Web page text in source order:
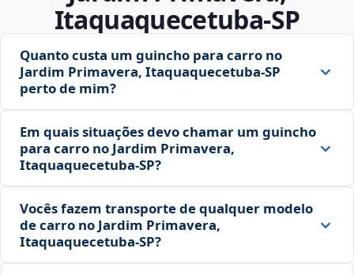
Itaquaquecetuba‑SP
Quanto custa um guincho para carro no
Jardim Primavera, Itaquaquecetuba‑SP
perto de mim?
Em quais situações devo chamar um guincho
para carro no Jardim Primavera,
Itaquaquecetuba‑SP?
Vocês fazem transporte de qualquer modelo
de carro no Jardim Primavera,
Itaquaquecetuba‑SP?